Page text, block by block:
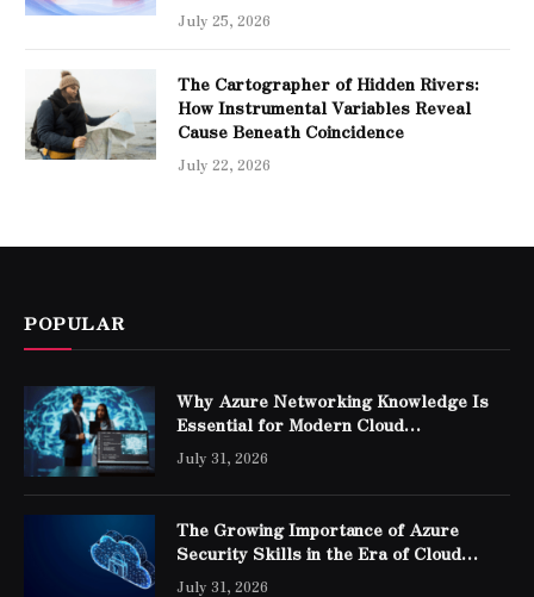
July 25, 2026
The Cartographer of Hidden Rivers:
How Instrumental Variables Reveal
Cause Beneath Coincidence
July 22, 2026
POPULAR
Why Azure Networking Knowledge Is
Essential for Modern Cloud
Professionals
July 31, 2026
The Growing Importance of Azure
Security Skills in the Era of Cloud
Computing
July 31, 2026